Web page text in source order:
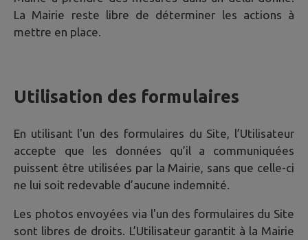
La Mairie reste libre de déterminer les actions à
mettre en place.
Utilisation des formulaires
En utilisant l'un des formulaires du Site, l’Utilisateur
accepte que les données qu’il a communiquées
puissent être utilisées par la Mairie, sans que celle-ci
ne lui soit redevable d’aucune indemnité.
Les photos envoyées via l'un des formulaires du Site
sont libres de droits. L’Utilisateur garantit à la Mairie